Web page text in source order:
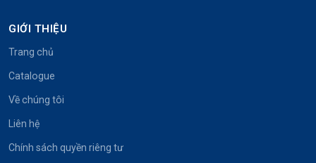
GIỚI THIỆU
Trang chủ
Catalogue
Về chúng tôi
Liên hệ
Chính sách quyền riêng tư